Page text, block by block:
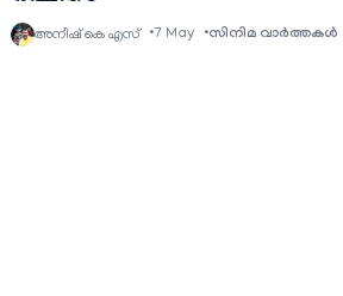
അനീഷ്‌ കെ എസ് 7 May സിനിമ വാര്‍ത്തകള്‍